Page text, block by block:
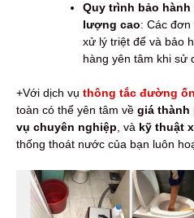
Quy trình bảo
lượng cao: Các đơn
xử lý triệt để và bảo
hàng yên tâm khi sử
+Với dịch vụ thông tắc đường
toàn có thể yên tâm về giá thành
vụ chuyên nghiệp , và kỹ thuật
thống thoát nước của bạn luôn